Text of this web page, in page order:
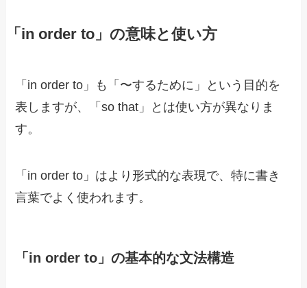
「in order to」の意味と使い方
「in order to」も「〜するために」という目的を
表しますが、「so that」とは使い方が異なりま
す。
「in order to」はより形式的な表現で、特に書き
言葉でよく使われます。
「in order to」の基本的な文法構造